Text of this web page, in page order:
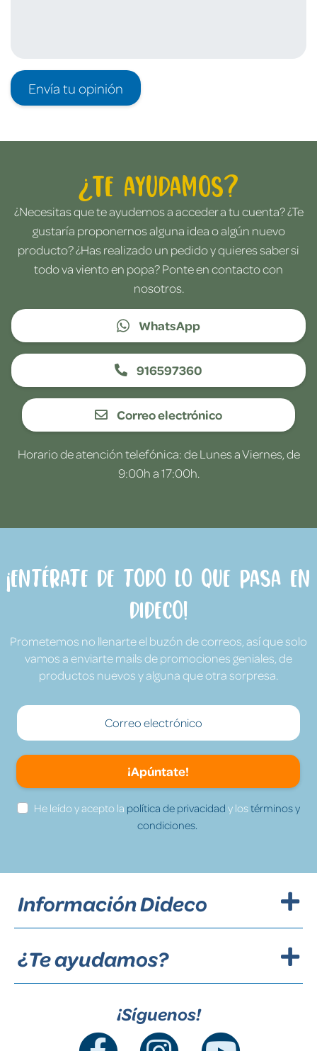
Envía tu opinión
¿Te ayudamos?
¿Necesitas que te ayudemos a acceder a tu cuenta? ¿Te
gustaría proponernos alguna idea o algún nuevo
producto? ¿Has realizado un pedido y quieres saber si
todo va viento en popa? Ponte en contacto con
nosotros.
WhatsApp
916597360
Correo electrónico
Horario de atención telefónica: de Lunes a Viernes, de
9:00h a 17:00h.
¡Entérate de todo lo que pasa en
Dideco!
Prometemos no llenarte el buzón de correos, así que solo
vamos a enviarte mails de promociones geniales, de
productos nuevos y alguna que otra sorpresa.
¡Apúntate!
He leído y acepto la política de privacidad y lostérminos y
condiciones.
Información Dideco
¿Te ayudamos?
¡Síguenos!